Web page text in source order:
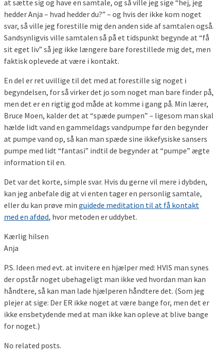
at sætte sig og have en samtale, og så ville jeg sige “hej, jeg
hedder Anja – hvad hedder du?” – og hvis der ikke kom noget
svar, så ville jeg forestille mig den anden side af samtalen også.
Sandsynligvis ville samtalen så på et tidspunkt begynde at “få
sit eget liv” så jeg ikke længere bare forestillede mig det, men
faktisk oplevede at være i kontakt.
En del er ret uvillige til det med at forestille sig noget i
begyndelsen, for så virker det jo som noget man bare finder på,
men det er en rigtig god måde at komme i gang på. Min lærer,
Bruce Moen, kalder det at “spæde pumpen” – ligesom man skal
hælde lidt vand en gammeldags vandpumpe før den begynder
at pumpe vand op, så kan man spæde sine ikkefysiske sansers
pumpe med lidt “fantasi” indtil de begynder at “pumpe” ægte
information til en.
Det var det korte, simple svar. Hvis du gerne vil mere i dybden,
kan jeg anbefale dig at vi enten tager en personlig samtale,
eller du kan prøve min guidede meditation til at få kontakt
med en afdød, hvor metoden er uddybet.
Kærlig hilsen
Anja
P.S. Ideen med evt. at invitere en hjælper med: HVIS man synes
der opstår noget ubehageligt man ikke ved hvordan man kan
håndtere, så kan man lade hjælperen håndtere det. (Som jeg
plejer at sige: Der ER ikke noget at være bange for, men det er
ikke ensbetydende med at man ikke kan opleve at blive bange
for noget.)
No related posts.